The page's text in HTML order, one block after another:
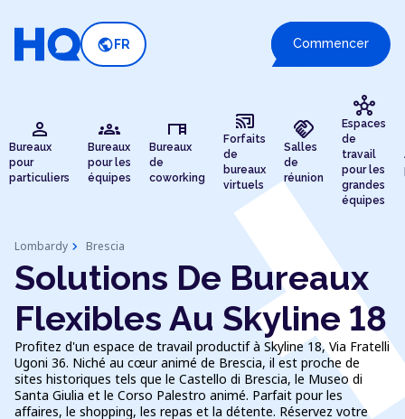
public FR Commencer
person
Bureaux
pour
particuliers
groups
Bureaux
pour les
équipes
desk
Bureaux
de
coworking
cast_connected
Forfaits
de
bureaux
virtuels
handshake
Salles
de
réunion
hub
Espaces
de
travail
pour les
grandes
équipes
Lombardy chevron_right Brescia
Solutions De Bureaux
Flexibles Au Skyline 18
Profitez d'un espace de travail productif à Skyline 18, Via Fratelli
Ugoni 36. Niché au cœur animé de Brescia, il est proche de
sites historiques tels que le Castello di Brescia, le Museo di
Santa Giulia et le Corso Palestro animé. Parfait pour les
affaires, le shopping, les repas et la détente. Réservez votre